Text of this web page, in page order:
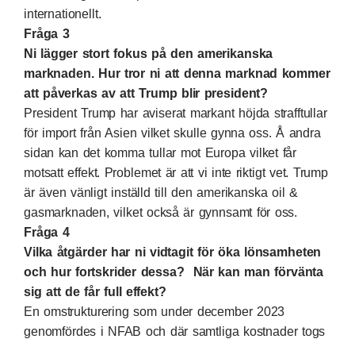
internationellt.
Fråga 3
Ni lägger stort fokus på den amerikanska
marknaden. Hur tror ni att denna marknad kommer
att påverkas av att Trump blir president?
President Trump har aviserat markant höjda strafftullar
för import från Asien vilket skulle gynna oss. Å andra
sidan kan det komma tullar mot Europa vilket får
motsatt effekt. Problemet är att vi inte riktigt vet. Trump
är även vänligt inställd till den amerikanska oil &
gasmarknaden, vilket också är gynnsamt för oss.
Fråga 4
Vilka åtgärder har ni vidtagit för öka lönsamheten
och hur fortskrider dessa? När kan man förvänta
sig att de får full effekt?
En omstrukturering som under december 2023
genomfördes i NFAB och där samtliga kostnader togs